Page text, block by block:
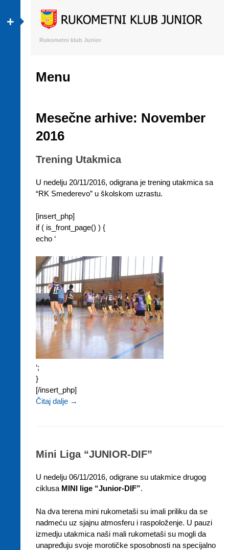
+
Rukometni klub Junior
Menu
Mesečne arhive: November
2016
Trening Utakmica
U nedelju 20/11/2016, odigrana je trening utakmica sa
“RK Smederevo” u školskom uzrastu.
[insert_php]
if ( is_front_page() ) {
echo ‘
‘;
}
[/insert_php]
Čitaj dalje →
Mini Liga “JUNIOR-DIF”
U nedelju 06/11/2016, odigrane su utakmice drugog
ciklusa MINI lige “Junior-DIF”.
Na dva terena mini rukometaši su imali priliku da se
nadmeću uz sjajnu atmosferu i raspoloženje. U pauzi
izmedju utakmica naši mali rukometaši su mogli da
unapređuju svoje morotičke sposobnosti na specijalno